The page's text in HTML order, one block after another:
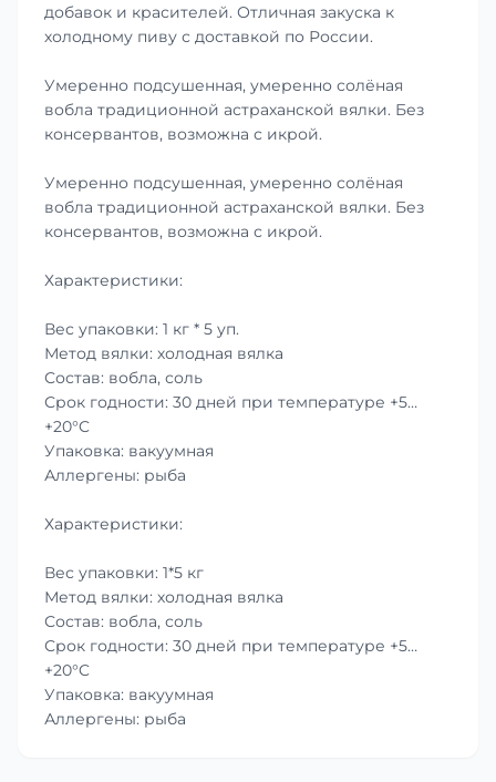
добавок и красителей. Отличная закуска к
холодному пиву с доставкой по России.
Умеренно подсушенная, умеренно солёная
вобла традиционной астраханской вялки. Без
консервантов, возможна с икрой.
Умеренно подсушенная, умеренно солёная
вобла традиционной астраханской вялки. Без
консервантов, возможна с икрой.
Характеристики:
Вес упаковки: 1 кг * 5 уп.
Метод вялки: холодная вялка
Состав: вобла, соль
Срок годности: 30 дней при температуре +5…
+20°C
Упаковка: вакуумная
Аллергены: рыба
Характеристики:
Вес упаковки: 1*5 кг
Метод вялки: холодная вялка
Состав: вобла, соль
Срок годности: 30 дней при температуре +5…
+20°C
Упаковка: вакуумная
Аллергены: рыба